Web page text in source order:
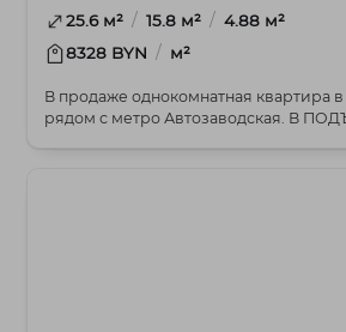
25.6 м² / 15.8 м² / 4.88 м²
8328 BYN / м²
В продаже однокомнатная квартира
рядом с метро